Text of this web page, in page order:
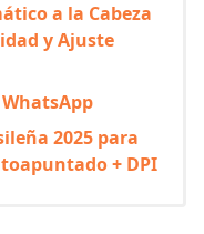
a la Cabeza
y Ajuste
2025 para
+ DPI